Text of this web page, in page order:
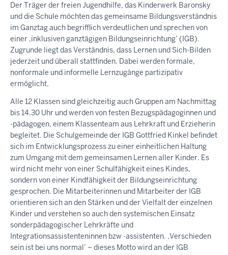
Der Träger der freien Jugendhilfe, das Kinderwerk Baronsky
und die Schule möchten das gemeinsame Bildungsverständnis
im Ganztag auch begrifflich verdeutlichen und sprechen von
einer ‚inklusiven ganztägigen Bildungseinrichtung’ (IGB).
Zugrunde liegt das Verständnis, dass Lernen und Sich-Bilden
jederzeit und überall stattfinden. Dabei werden formale,
nonformale und informelle Lernzugänge partizipativ
ermöglicht.
Alle 12 Klassen sind gleichzeitig auch Gruppen am Nachmittag
bis 14.30 Uhr und werden von festen Bezugspädagoginnen und
-pädagogen, einem Klassenteam aus Lehrkraft und Erzieherin
begleitet. Die Schulgemeinde der IGB Gottfried Kinkel befindet
sich im Entwicklungsprozess zu einer einheitlichen Haltung
zum Umgang mit dem gemeinsamen Lernen aller Kinder. Es
wird nicht mehr von einer Schulfähigkeit eines Kindes,
sondern von einer Kindfähigkeit der Bildungseinrichtung
gesprochen. Die Mitarbeiterinnen und Mitarbeiter der IGB
orientieren sich an den Stärken und der Vielfalt der einzelnen
Kinder und verstehen so auch den systemischen Einsatz
sonderpädagogischer Lehrkräfte und
Integrationsassistenteninnen bzw -assistenten. ‚Verschieden
sein ist bei uns normal’ – dieses Motto wird an der IGB